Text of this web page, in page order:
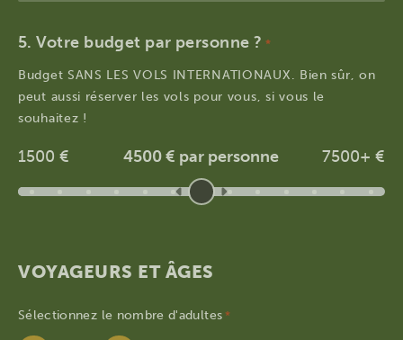
MM
AAAA
Votre budget par personne ? *
Budget SANS LES VOLS INTERNATIONAUX. Bien sûr, on
peut aussi réserver les vols pour vous, si vous le
souhaitez !
1500 € 7500+ €
4500 € par personne
VOYAGEURS ET ÂGES
Sélectionnez le nombre d'adultes *